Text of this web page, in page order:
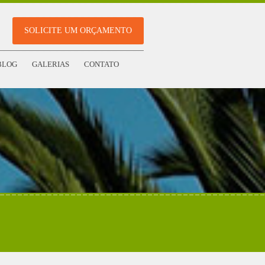
SOLICITE UM ORÇAMENTO
GALERIAS CONTATO